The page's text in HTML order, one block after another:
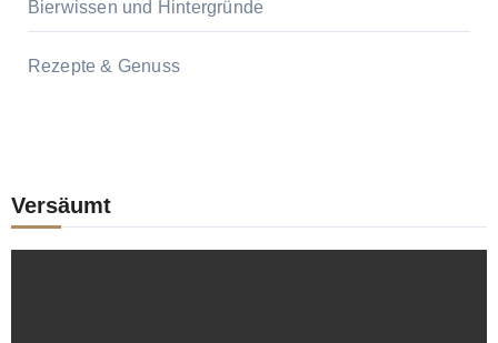
Bierwissen und Hintergründe
Rezepte & Genuss
Versäumt